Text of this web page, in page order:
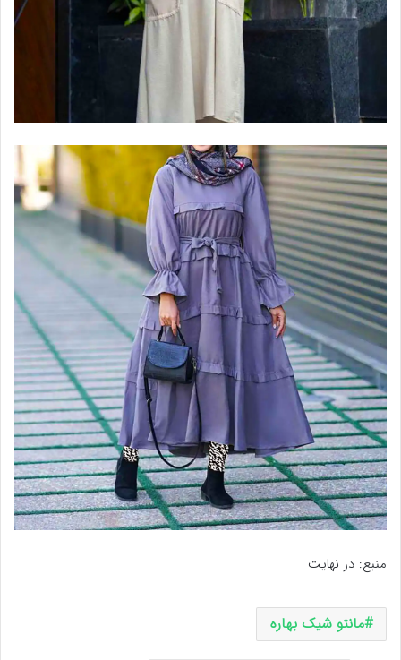
منبع: در نهایت
مانتو شیک بهاره